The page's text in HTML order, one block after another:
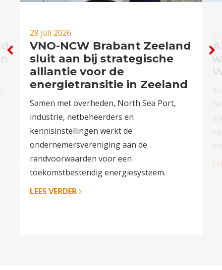
28 juli 2026
VNO-NCW Brabant Zeeland
sluit aan bij strategische
alliantie voor de
energietransitie in Zeeland
Samen met overheden, North Sea Port,
industrie, netbeheerders en
kennisinstellingen werkt de
ondernemersvereniging aan de
randvoorwaarden voor een
toekomstbestendig energiesysteem.
LEES VERDER